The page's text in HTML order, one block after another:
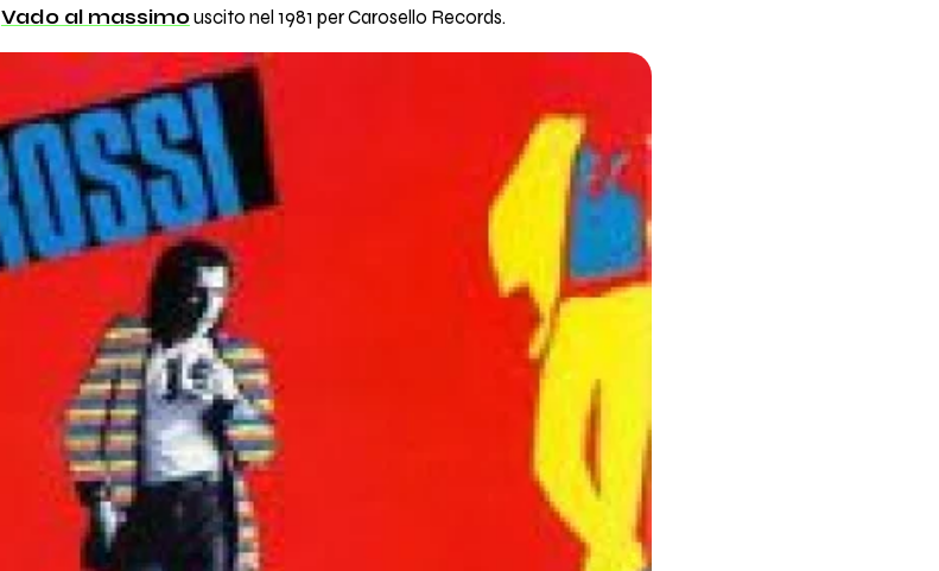
Vado al massimouscito nel 1981 per Carosello Records.